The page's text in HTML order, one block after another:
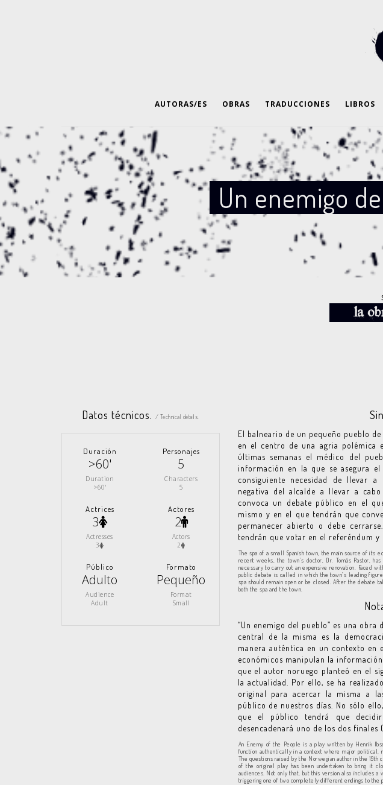
AUTORAS/ES OBRAS TRADUCCIONES LIBROS
Un enemigo
Datos técnicos. / Technical details.
Duración
>60'
Duration
>60'
Personajes
5
Characters
5
Actrices
3
Actresses
3
Actores
2
Actors
2
Público
Adulto
Audience
Adult
Formato
Pequeño
Format
Small
El balneario de un pequeño pueblo
en el centro de una agria polémica
últimas semanas el médico del
información en la que se asegura
consiguiente necesidad de llevar
negativa del alcalde a llevar a
convoca un debate público en el
mismo y en el que tendrán que
permanecer abierto o debe
tendrán que votar en el referéndum
The spa of a small Spanish town, the main source of its
recent weeks, the town’s doctor, Dr. Tomás Pastor,
necessary to carry out an expensive renovation. Faced
public debate is called in which the town’s leading
spa should remain open or be closed. After the debate
both the spa and the town.
“Un enemigo del pueblo” es una
central de la misma es la
manera auténtica en un contexto en
económicos manipulan la
que el autor noruego planteó en el
la actualidad. Por ello, se ha
original para acercar la misma a
público de nuestros días. No sólo
que el público tendrá que
desencadenará uno de los dos
An Enemy of the People is a play written by Henrik
function authentically in a context where major political,
The questions raised by the Norwegian author in the
of the original play has been undertaken to bring it
audiences. Not only that, but this version also includes a
triggering one of two completely different endings to the